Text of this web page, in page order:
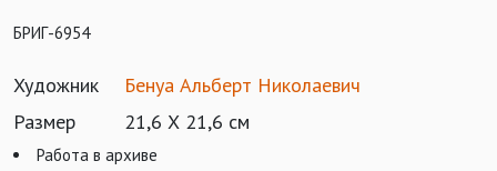
БРИГ-6954
Художник
Бенуа Альберт Николаевич
Размер
21,6 Х 21,6 см
Работа в архиве